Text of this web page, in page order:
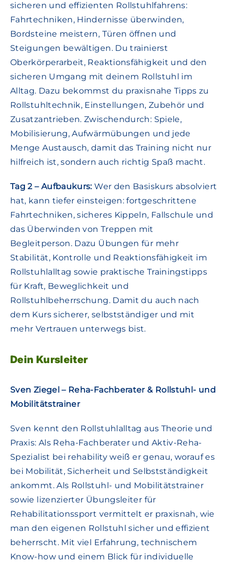
sicheren und effizienten Rollstuhlfahrens:
Fahrtechniken, Hindernisse überwinden,
Bordsteine meistern, Türen öffnen und
Steigungen bewältigen. Du trainierst
Oberkörperarbeit, Reaktionsfähigkeit und den
sicheren Umgang mit deinem Rollstuhl im
Alltag. Dazu bekommst du praxisnahe Tipps zu
Rollstuhltechnik, Einstellungen, Zubehör und
Zusatzantrieben. Zwischendurch: Spiele,
Mobilisierung, Aufwärmübungen und jede
Menge Austausch, damit das Training nicht nur
hilfreich ist, sondern auch richtig Spaß macht.
Tag 2 – Aufbaukurs:Wer den Basiskurs absolviert
hat, kann tiefer einsteigen: fortgeschrittene
Fahrtechniken, sicheres Kippeln, Fallschule und
das Überwinden von Treppen mit
Begleitperson. Dazu Übungen für mehr
Stabilität, Kontrolle und Reaktionsfähigkeit im
Rollstuhlalltag sowie praktische Trainingstipps
für Kraft, Beweglichkeit und
Rollstuhlbeherrschung. Damit du auch nach
dem Kurs sicherer, selbstständiger und mit
mehr Vertrauen unterwegs bist.
Dein Kursleiter
Sven Ziegel – Reha-Fachberater & Rollstuhl- und
Mobilitätstrainer
Sven kennt den Rollstuhlalltag aus Theorie und
Praxis: Als Reha-Fachberater und Aktiv-Reha-
Spezialist bei rehability weiß er genau, worauf es
bei Mobilität, Sicherheit und Selbstständigkeit
ankommt. Als Rollstuhl- und Mobilitätstrainer
sowie lizenzierter Übungsleiter für
Rehabilitationssport vermittelt er praxisnah, wie
man den eigenen Rollstuhl sicher und effizient
beherrscht. Mit viel Erfahrung, technischem
Know-how und einem Blick für individuelle